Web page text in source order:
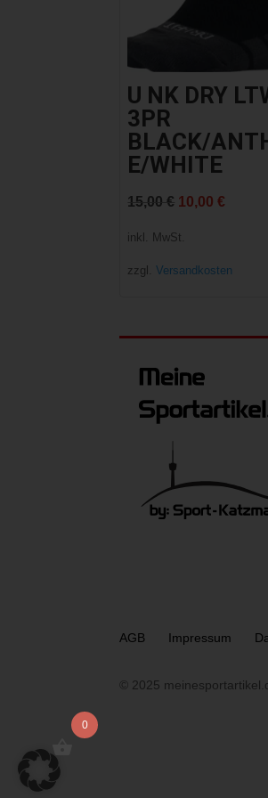
U NK DRY
3PR
BLACK/
E/WHITE
15,00€ 10,00€
inkl. MwSt.
zzgl. Versandkosten
AGB Impressum
© 2025
0